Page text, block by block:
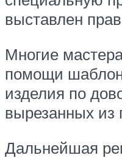
выставлен
Многие
помощи
изделия по
вырезанных из
Дальнейшая